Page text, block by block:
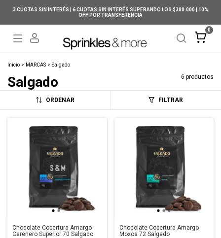
3 CUOTAS SIN INTERÉS | 6 CUOTAS SIN INTERÉS SUPERANDO LOS $300.000 | 10%
OFF POR TRANSFERENCIA
0
Inicio > MARCAS > Salgado
Salgado 6 productos
ORDENAR FILTRAR
Chocolate Cobertura Amargo
Carenero Superior 70 Salgado
Chocolate Cobertura Amargo
Moxos 72 Salgado